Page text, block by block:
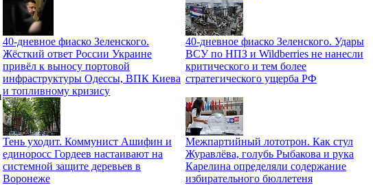
40-дневное фиаско Зеленского.
Жёсткий ответ России Украине
привёл к выносу портовой
инфраструктуры Одессы, ВПК Киева
и топливному кризису
40-дневное фиаско Зеленского. Удары
ВСУ по НПЗ и Wildberries не нанесли
критического и тем более
стратегического ущерба РФ
Тень уходит. Коммунист Ашифин и
единоросс Гордеев настаивают на
системной защите деревьев в
Воронеже
Межпартийный лототрон. Как стул
Журавлёва, голубь Рыбакова и рука
Карелина определяли содержание
избирательного бюллетеня